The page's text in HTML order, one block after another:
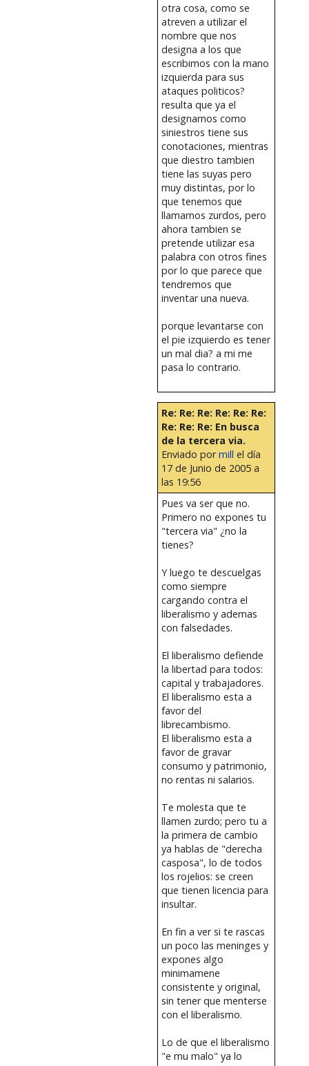
otra cosa, como se
atreven a utilizar el
nombre que nos
designa a los que
escribimos con la mano
izquierda para sus
ataques politicos?
resulta que ya el
designarnos como
siniestros tiene sus
conotaciones, mientras
que diestro tambien
tiene las suyas pero
muy distintas, por lo
que tenemos que
llamarnos zurdos, pero
ahora tambien se
pretende utilizar esa
palabra con otros fines
por lo que parece que
tendremos que
inventar una nueva.
porque levantarse con
el pie izquierdo es tener
un mal dia? a mi me
pasa lo contrario.
Re: Re: Re: Re: Re: Re:
Re: Re: Re: En busca
de la tercera via.
Enviado pormill el día
17 de Junio de 2005 a
las 19:56
Pues va ser que no.
Primero no expones tu
"tercera via" ¿no la
tienes?
Y luego te descuelgas
como siempre
cargando contra el
liberalismo y ademas
con falsedades.
El liberalismo defiende
la libertad para todos:
capital y trabajadores.
El liberalismo esta a
favor del
librecambismo.
El liberalismo esta a
favor de gravar
consumo y patrimonio,
no rentas ni salarios.
Te molesta que te
llamen zurdo; pero tu a
la primera de cambio
ya hablas de "derecha
casposa", lo de todos
los rojelios: se creen
que tienen licencia para
insultar.
En fin a ver si te rascas
un poco las meninges y
expones algo
minimamene
consistente y original,
sin tener que menterse
con el liberalismo.
Lo de que el liberalismo
"e mu malo" ya lo